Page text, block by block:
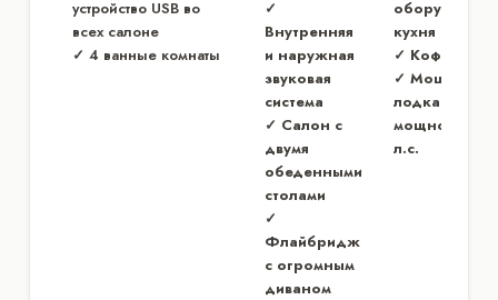
устройство USB во
всех салоне
✓ 4 ванные комнаты
✓
Внутренняя
и наружная
звуковая
система
✓ Салон с
двумя
обеденными
столами
✓
Флайбридж
с огромным
диваном
кухня
✓
✓ Мощная
лодка
мощностью
л.с.